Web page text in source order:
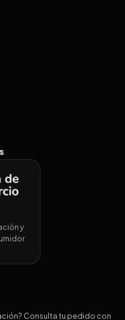
y
Consulta tu pedido con